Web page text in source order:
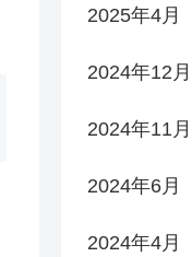
2025年4月
2024年12月
2024年11月
2024年6月
2024年4月